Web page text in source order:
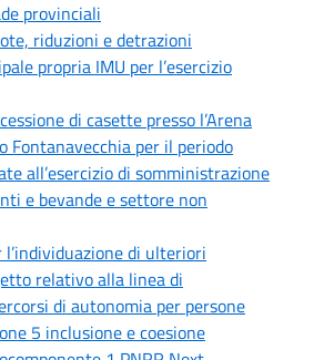
provinciali
riduzioni e detrazioni
propria IMU per l’esercizio
di casette presso l’Arena
Fontanavecchia per il periodo
all’esercizio di somministrazione
e bevande e settore non
di ulteriori
relativo alla linea di
di autonomia per persone
5 inclusione e coesione